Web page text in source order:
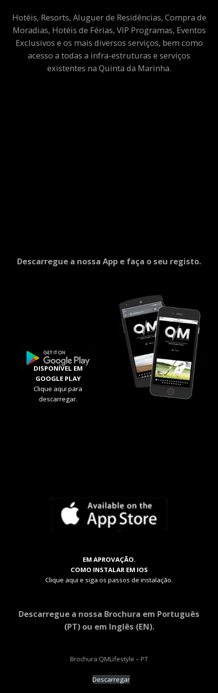
Hotéis, Resorts, Aluguer de Residências, Compra de
Moradias, Hotéis de Férias, VIP Programas, Eventos
Exclusivos e os mais diversos serviços, bem como
acesso a todas a infra-estruturas e serviços
existentes na Quinta da Marinha.
Descarregue a nossa App e faça o seu registo.
DISPONÍVEL EM
GOOGLE PLAY
Clique aqui para
descarregar.
EM APROVAÇÃO.
COMO INSTALAR EM IOS
Clique aqui e siga os passos de instalação.
Descarregue a nossa Brochura em Português
(PT) ou em Inglês (EN).
Brochura QMLifestyle – PT
Descarregar